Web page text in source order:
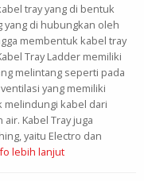
tray yang di bentuk
yang di hubungkan oleh
membentuk kabel tray
Tray Ladder memiliki
melintang seperti pada
yang memiliki
kabel dari
Kabel Tray juga
yaitu Electro dan
lebih lanjut